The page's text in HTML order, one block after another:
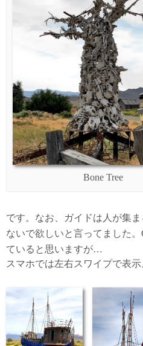
Bone Tree
です。なお、ガイドは人が集
ないで欲しいと言ってました
ていると思いますが…
スマホでは左右スワイプで表